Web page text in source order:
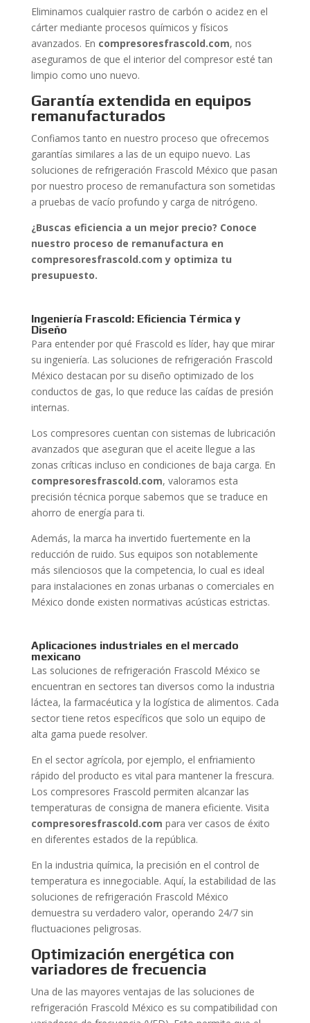
Eliminamos cualquier rastro de carbón o acidez en el
cárter mediante procesos químicos y físicos
avanzados. En compresoresfrascold.com, nos
aseguramos de que el interior del compresor esté tan
limpio como uno nuevo.
Garantía extendida en equipos
remanufacturados
Confiamos tanto en nuestro proceso que ofrecemos
garantías similares a las de un equipo nuevo. Las
soluciones de refrigeración Frascold México que pasan
por nuestro proceso de remanufactura son sometidas
a pruebas de vacío profundo y carga de nitrógeno.
¿Buscas eficiencia a un mejor precio? Conoce
nuestro proceso de remanufactura en
compresoresfrascold.com y optimiza tu
presupuesto.
Ingeniería Frascold: Eficiencia Térmica y
Diseño
Para entender por qué Frascold es líder, hay que mirar
su ingeniería. Las soluciones de refrigeración Frascold
México destacan por su diseño optimizado de los
conductos de gas, lo que reduce las caídas de presión
internas.
Los compresores cuentan con sistemas de lubricación
avanzados que aseguran que el aceite llegue a las
zonas críticas incluso en condiciones de baja carga. En
compresoresfrascold.com, valoramos esta
precisión técnica porque sabemos que se traduce en
ahorro de energía para ti.
Además, la marca ha invertido fuertemente en la
reducción de ruido. Sus equipos son notablemente
más silenciosos que la competencia, lo cual es ideal
para instalaciones en zonas urbanas o comerciales en
México donde existen normativas acústicas estrictas.
Aplicaciones industriales en el mercado
mexicano
Las soluciones de refrigeración Frascold México se
encuentran en sectores tan diversos como la industria
láctea, la farmacéutica y la logística de alimentos. Cada
sector tiene retos específicos que solo un equipo de
alta gama puede resolver.
En el sector agrícola, por ejemplo, el enfriamiento
rápido del producto es vital para mantener la frescura.
Los compresores Frascold permiten alcanzar las
temperaturas de consigna de manera eficiente. Visita
compresoresfrascold.com para ver casos de éxito
en diferentes estados de la república.
En la industria química, la precisión en el control de
temperatura es innegociable. Aquí, la estabilidad de las
soluciones de refrigeración Frascold México
demuestra su verdadero valor, operando 24/7 sin
fluctuaciones peligrosas.
Optimización energética con
variadores de frecuencia
Una de las mayores ventajas de las soluciones de
refrigeración Frascold México es su compatibilidad con